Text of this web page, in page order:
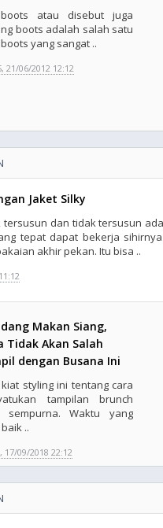
atau disebut juga
boots adalah salah satu
yang sangat ..
21/06/2012 12:12
Jaket Silky
tersusun dan tidak tersusun
tepat dapat bekerja
akhir pekan. Itu bisa ..
Makan Siang,
Tidak Akan Salah
dengan Busana Ini
styling ini tentang cara
tampilan brunch
sempurna. Waktu yang
..
17/09/2018 22:12